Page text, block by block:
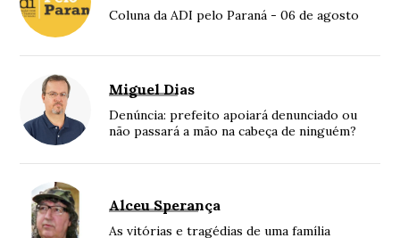
Coluna da ADI pelo Paraná - 06 de agosto
Miguel Dias
Denúncia: prefeito apoiará denunciado ou
não passará a mão na cabeça de ninguém?
Alceu Sperança
As vitórias e tragédias de uma família